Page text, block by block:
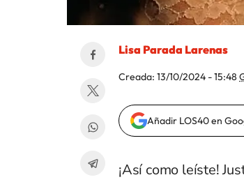
Lisa Parada Larenas
Creada: 13/10/2024 - 15:48
Añadir LOS40 en
¡Así como leíste!